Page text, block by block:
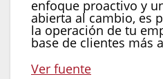
enfoque proactivo y
abierta al cambio, es
la operación de tu
base de clientes más
Ver fuente